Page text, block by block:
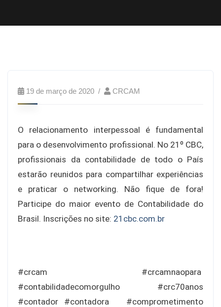
19 de março de 2020 CRCAM
O relacionamento interpessoal é fundamental
para o desenvolvimento profissional. No 21º CBC,
profissionais da contabilidade de todo o País
estarão reunidos para compartilhar experiências
e praticar o networking. Não fique de fora!
Participe do maior evento de Contabilidade do
Brasil. Inscrições no site: 21cbc.com.br
#crcam #crcamnaopara
#contabilidadecomorgulho #crc70anos
#contador #contadora
#comprometimento